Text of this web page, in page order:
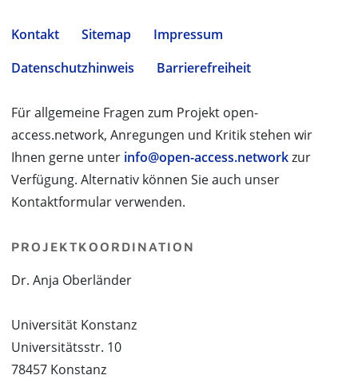
Kontakt Sitemap
Impressum
Datenschutzhinweis
Barrierefreiheit
Für allgemeine Fragen zum Projekt open-
access.network, Anregungen und Kritik stehen wir
Ihnen gerne unter info@open-access.networkzur
Verfügung. Alternativ können Sie auch unser
Kontaktformular verwenden.
PROJEKTKOORDINATION
Dr. Anja Oberländer
Universität Konstanz
Universitätsstr. 10
78457 Konstanz